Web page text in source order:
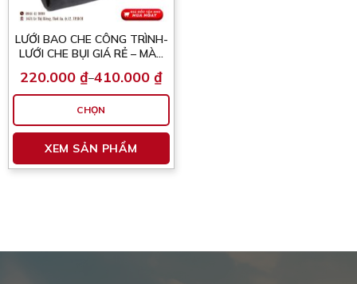
LƯỚI BAO CHE CÔNG TRÌNH-
LƯỚI CHE BỤI GIÁ RẺ – MÀU
220.000 ₫–410.000 ₫
Khoảng
giá:
220.000 ₫
đến
410.000 ₫
CHỌN
XEM SẢN PHẨM
Sản
này
Các